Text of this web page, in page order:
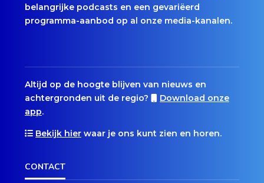
belangrijke podcasts en een gevariëerd
programma-aanbod op al onze media-kanalen.
Altijd op de hoogte blijven van nieuws en
achtergronden uit de regio?
Download onze
app.
Bekijk hier waar je ons kunt zien en horen.
CONTACT